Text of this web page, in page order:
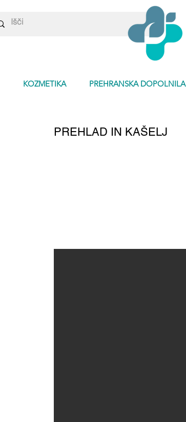
KOZMETIKA PREHRANSKA DOPOLNILA
PREHLAD IN KAŠELJ